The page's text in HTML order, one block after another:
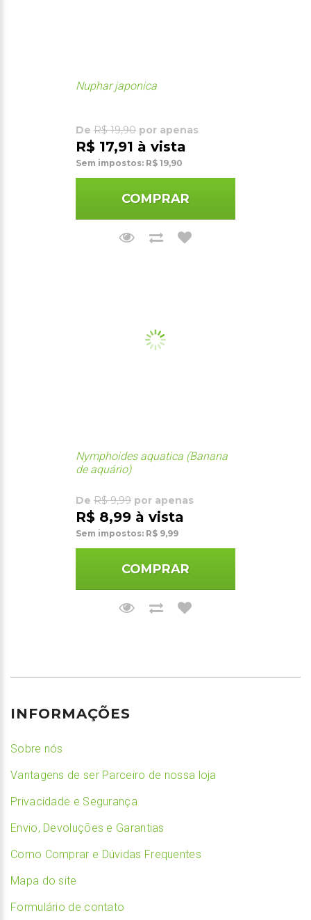
Nuphar japonica
De R$ 19,90 por apenas
R$ 17,91 à vista
Sem impostos: R$ 19,90
COMPRAR
Nymphoides aquatica (Banana
de aquário)
De R$ 9,99 por apenas
R$ 8,99 à vista
Sem impostos: R$ 9,99
COMPRAR
INFORMAÇÕES
Sobre nós
Vantagens de ser Parceiro de nossa loja
Privacidade e Segurança
Envio, Devoluções e Garantias
Como Comprar e Dúvidas Frequentes
Mapa do site
Formulário de contato